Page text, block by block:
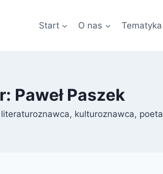
Start O nas Tematyka
Paweł Paszek
literaturoznawca, kulturoznawca, poeta